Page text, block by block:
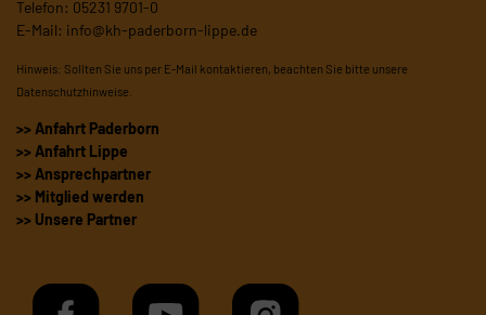
Telefon: 05231 9701-0
E-Mail: info@kh-paderborn-lippe.de
Hinweis: Sollten Sie uns per E-Mail kontaktieren, beachten Sie bitte unsere
Datenschutzhinweise
>> Anfahrt Paderborn
>> Anfahrt Lippe
>> Ansprechpartner
>> Mitglied werden
>> Unsere Partner